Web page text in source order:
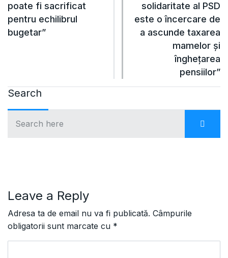
poate fi sacrificat
pentru echilibrul
bugetar”
solidaritate al PSD
este o încercare de
a ascunde taxarea
mamelor și
înghețarea
pensiilor”
Search
Leave a Reply
Adresa ta de email nu va fi publicată. Câmpurile
obligatorii sunt marcate cu *